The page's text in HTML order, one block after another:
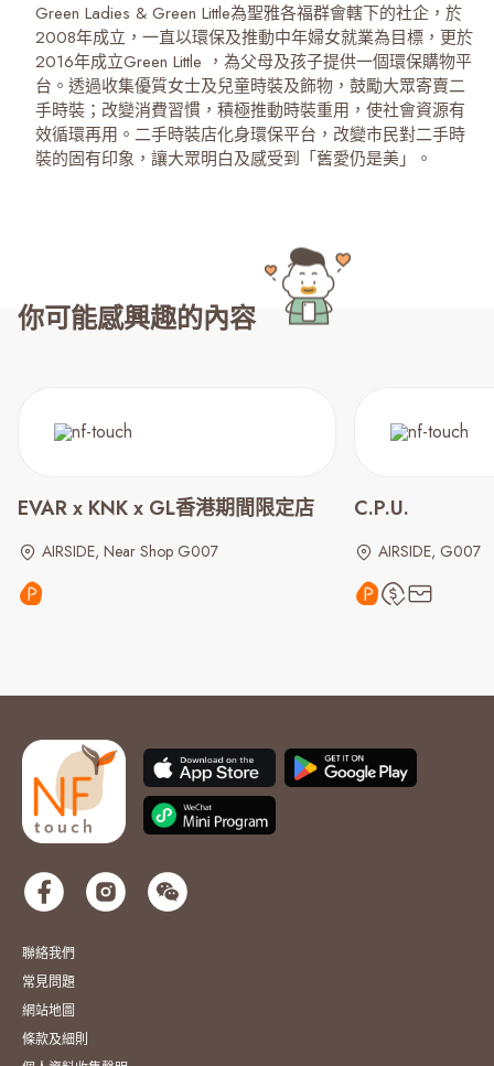
Green Ladies & Green Little為聖雅各福群會轄下的社企，於
2008年成立，一直以環保及推動中年婦女就業為目標，更於
2016年成立Green Little ，為父母及孩子提供一個環保購物平
台。透過收集優質女士及兒童時裝及飾物，鼓勵大眾寄賣二
手時裝；改變消費習慣，積極推動時裝重用，使社會資源有
效循環再用。二手時裝店化身環保平台，改變市民對二手時
裝的固有印象，讓大眾明白及感受到「舊愛仍是美」。
你可能感興趣的內容
EVAR x KNK x GL香港期間限定店
AIRSIDE, Near Shop G007
C.P.U.
AIRSIDE, G007
聯絡我們
常見問題
網站地圖
條款及細則